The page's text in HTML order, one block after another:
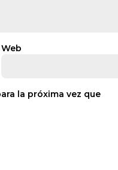
Web
la próxima vez que